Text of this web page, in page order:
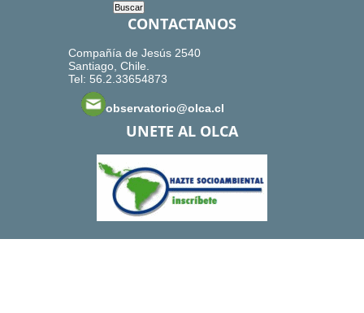
CONTACTANOS
Compañía de Jesús 2540
Santiago, Chile.
Tel: 56.2.33654873
observatorio@olca.cl
UNETE AL OLCA